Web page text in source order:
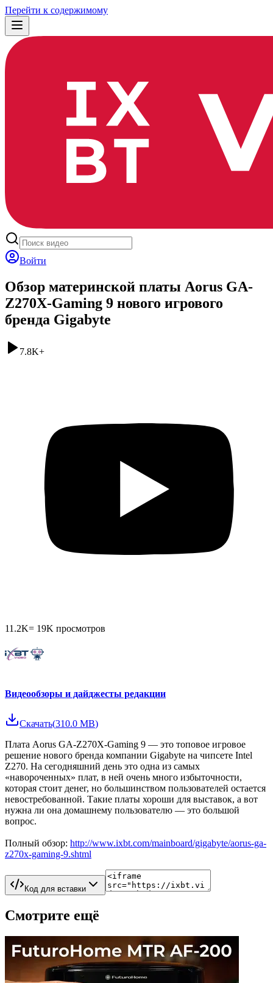
Перейти к содержимому
Войти
Обзор материнской платы Aorus GA-
Z270X-Gaming 9 нового игрового
бренда Gigabyte
7.8K+
11.2K= 19K просмотров
Видеообзоры и дайджесты редакции
Скачать(310.0 MB)
Плата Aorus GA-Z270X-Gaming 9 — это топовое игровое
решение нового бренда компании Gigabyte на чипсете Intel
Z270. На сегодняшний день это одна из самых
«навороченных» плат, в ней очень много избыточности,
которая стоит денег, но большинством пользователей остается
невостребованной. Такие платы хороши для выставок, а вот
нужна ли она домашнему пользователю — это большой
вопрос.
Полный обзор: http://www.ixbt.com/mainboard/gigabyte/aorus-ga-
z270x-gaming-9.shtml
Код для вставки
Смотрите ещё